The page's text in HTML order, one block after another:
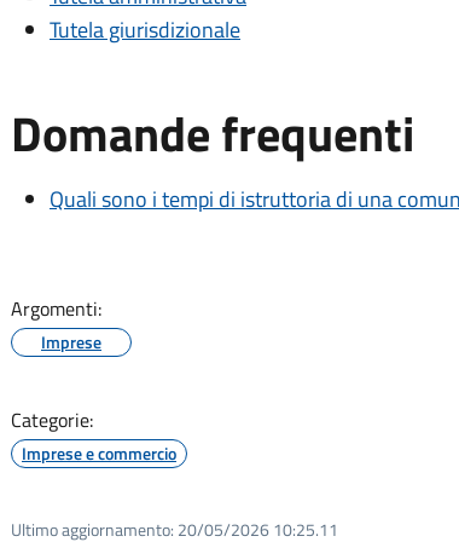
Tutela giurisdizionale
Domande frequenti
Quali sono i tempi di istruttoria di una
Argomenti:
Imprese
Categorie:
Imprese e commercio
Ultimo aggiornamento: 20/05/2026 10:25.11